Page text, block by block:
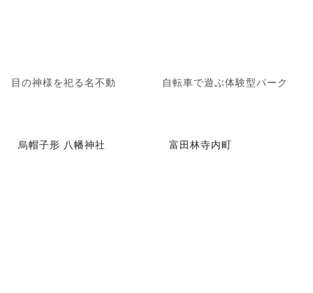
目の神様を祀る名不動 自転車で遊ぶ体験型パーク
烏帽子形 八幡神社 富田林寺内町